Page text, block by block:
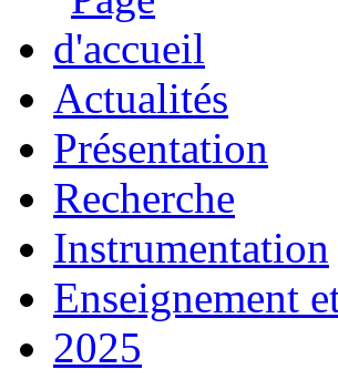
Actualités
Présentation
Recherche
Instrumentation
Enseignement
2025